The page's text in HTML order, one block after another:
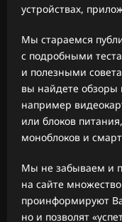
устройствах,
Мы стараемся
с подробными
и полезными
вы найдете обзоры
например
или блоков
моноблоков и
Мы не забываем и
на сайте
проинформируют
но и позволят